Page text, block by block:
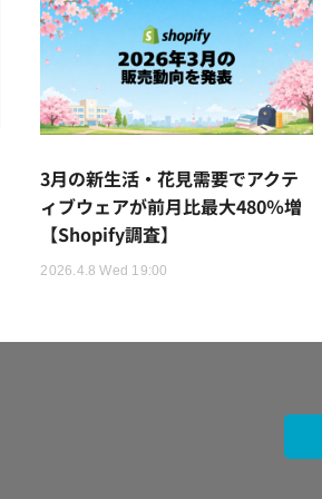
3月の新生活・花見需要でアクテ
ィブウェアが前月比最大480％増
【Shopify調査】
2026.4.8 Wed 19:00